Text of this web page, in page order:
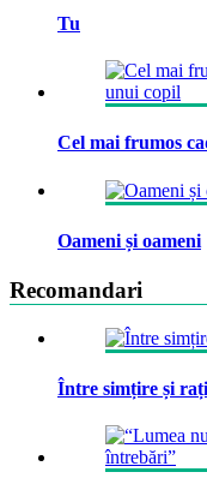
Tu
Cel mai frumos
Oameni și oameni
Recomandari
Între simțire și